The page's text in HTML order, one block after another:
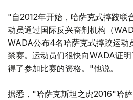
"自2012年开始，哈萨克式摔跤联
动员通过国际反兴奋剂机构（
WADA公布4名哈萨克式摔跤运动
禁赛。运动员们很快向WADA证
得了参加比赛的资格。"他说。
据悉，"哈萨克斯坦之虎2016"哈